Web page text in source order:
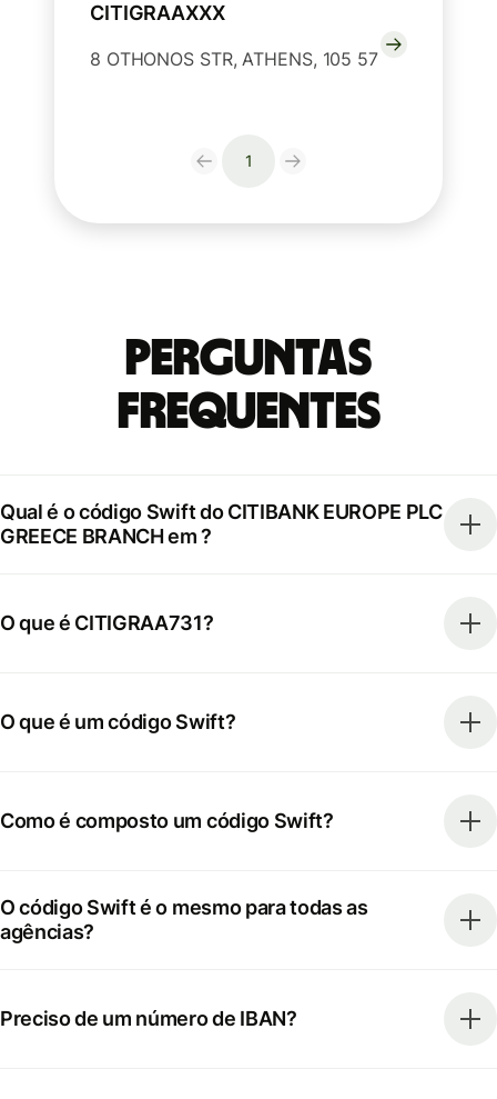
CITIGRAAXXX
8 OTHONOS STR, ATHENS, 105 57
1
Perguntas
frequentes
Qual é o código Swift do CITIBANK EUROPE PLC
GREECE BRANCH em ?
O que é CITIGRAA731?
O que é um código Swift?
Como é composto um código Swift?
O código Swift é o mesmo para todas as
agências?
Preciso de um número de IBAN?